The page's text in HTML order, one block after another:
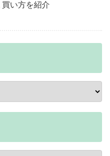
種類を解説 買い方を紹介